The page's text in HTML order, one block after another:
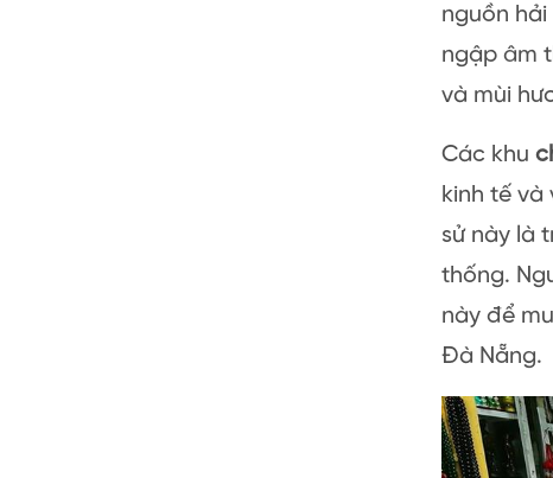
nguồn
ngập âm
và mùi
Các khu
kinh tế
sử này là
thống.
này để
Đà Nẵng.